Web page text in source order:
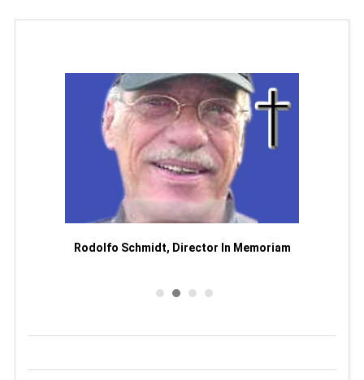
Rodolfo Schmidt, Director In Memoriam